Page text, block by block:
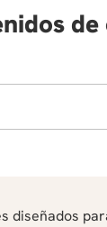
diseñados